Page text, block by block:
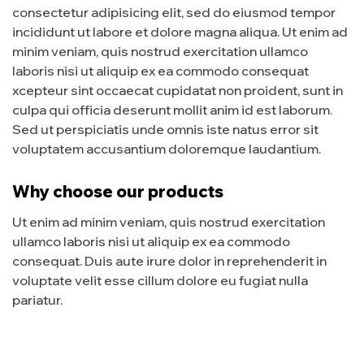
consectetur adipisicing elit, sed do eiusmod tempor
incididunt ut labore et dolore magna aliqua. Ut enim ad
minim veniam, quis nostrud exercitation ullamco
laboris nisi ut aliquip ex ea commodo consequat
xcepteur sint occaecat cupidatat non proident, sunt in
culpa qui officia deserunt mollit anim id est laborum.
Sed ut perspiciatis unde omnis iste natus error sit
voluptatem accusantium doloremque laudantium.
Why choose our products
Ut enim ad minim veniam, quis nostrud exercitation
ullamco laboris nisi ut aliquip ex ea commodo
consequat. Duis aute irure dolor in reprehenderit in
voluptate velit esse cillum dolore eu fugiat nulla
pariatur.